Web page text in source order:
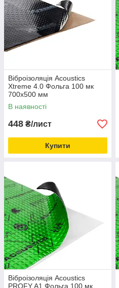
Віброізоляція Acoustics
Xtreme 4.0 Фольга 100 мк
700x500 мм
В наявності
448 ₴/лист
Купити
Віброізоляція Acoustics
PROFY A1 Фольга 100 мк